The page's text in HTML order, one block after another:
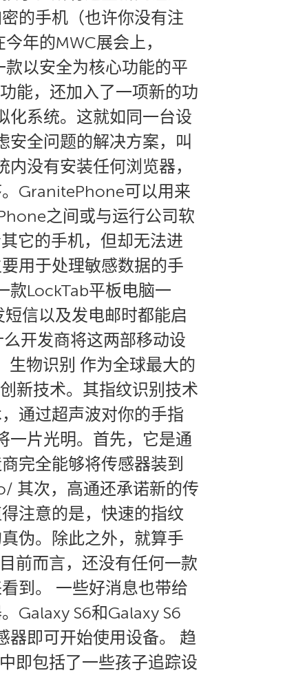
的手机（也许你没有注
年的MWC展会上，
以安全为核心功能的平
能，还加入了一项新的功
化系统。这就如同一台设
安全问题的解决方案，叫
没有安装任何浏览器，
GranitePhone可以用来
之间或与运行公司软
它的手机，但却无法进
用于处理敏感数据的手
款LockTab平板电脑一
信以及发电邮时都能启
开发商将这两部移动设
生物识别 作为全球最大的
新技术。其指纹识别技术
通过超声波对你的手指
一片光明。首先，它是通
完全能够将传感器装到
其次，高通还承诺新的传
注意的是，快速的指纹
伪。除此之外，就算手
前而言，还没有任何一款
到。 一些好消息也带给
Galaxy S6和Galaxy S6
器即可开始使用设备。 趋
即包括了一些孩子追踪设